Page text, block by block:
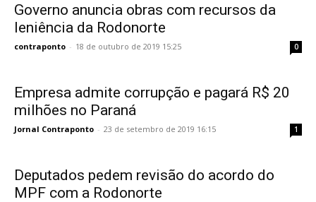
Governo anuncia obras com recursos da
leniência da Rodonorte
contraponto - 18 de outubro de 2019 15:25 0
Empresa admite corrupção e pagará R$ 20
milhões no Paraná
Jornal Contraponto - 23 de setembro de 2019 16:15 1
Deputados pedem revisão do acordo do
MPF com a Rodonorte